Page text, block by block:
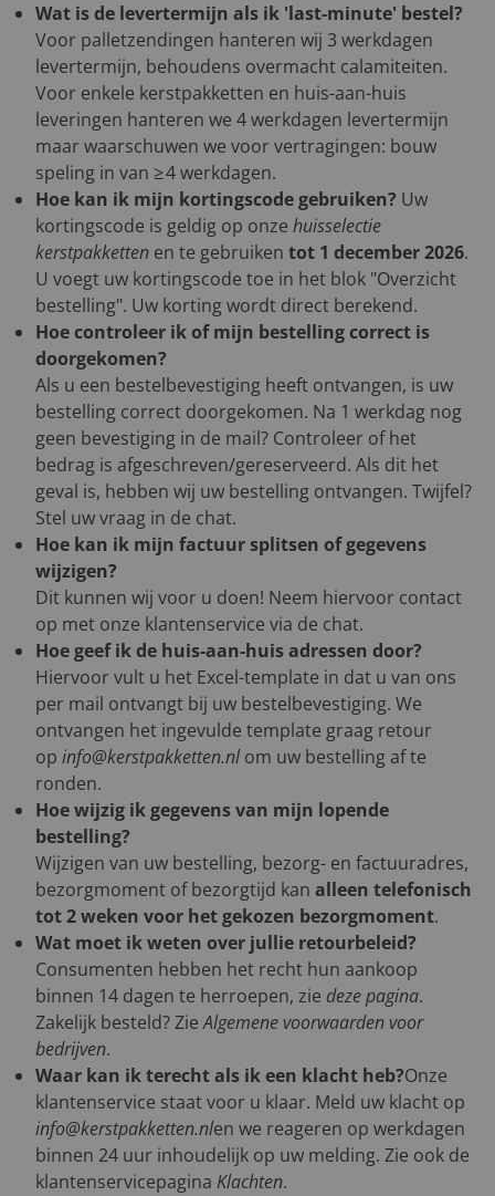
Wat is de levertermijn als ik 'last-minute' bestel?
Voor palletzendingen hanteren wij 3 werkdagen
levertermijn, behoudens overmacht calamiteiten.
Voor enkele kerstpakketten en huis-aan-huis
leveringen hanteren we 4 werkdagen levertermijn
maar waarschuwen we voor vertragingen: bouw
speling in van ≥ 4 werkdagen.
Hoe kan ik mijn kortingscode gebruiken? Uw
kortingscode is geldig op onze huisselectie
kerstpakketten en te gebruiken tot 1 december 2026.
U voegt uw kortingscode toe in het blok "Overzicht
bestelling". Uw korting wordt direct berekend.
Hoe controleer ik of mijn bestelling correct is
doorgekomen?
Als u een bestelbevestiging heeft ontvangen, is uw
bestelling correct doorgekomen. Na 1 werkdag nog
geen bevestiging in de mail? Controleer of het
bedrag is afgeschreven/gereserveerd. Als dit het
geval is, hebben wij uw bestelling ontvangen. Twijfel?
Stel uw vraag in de chat.
Hoe kan ik mijn factuur splitsen of gegevens
wijzigen?
Dit kunnen wij voor u doen! Neem hiervoor contact
op met onze klantenservice via de chat.
Hoe geef ik de huis-aan-huis adressen door?
Hiervoor vult u het Excel-template in dat u van ons
per mail ontvangt bij uw bestelbevestiging. We
ontvangen het ingevulde template graag retour
op info@kerstpakketten.nlom uw bestelling af te
ronden.
Hoe wijzig ik gegevens van mijn lopende
bestelling?
Wijzigen van uw bestelling, bezorg- en factuuradres,
bezorgmoment of bezorgtijd kan alleen telefonisch
tot 2 weken voor het gekozen bezorgmoment.
Wat moet ik weten over jullie retourbeleid?
Consumenten hebben het recht hun aankoop
binnen 14 dagen te herroepen, zie deze pagina.
Zakelijk besteld? ZieAlgemene voorwaarden voor
bedrijven.
Waar kan ik terecht als ik een klacht heb?Onze
klantenservice staat voor u klaar. Meld uw klacht op
info@kerstpakketten.nlen we reageren op werkdagen
binnen 24 uur inhoudelijk op uw melding. Zie ook de
klantenservicepagina Klachten.